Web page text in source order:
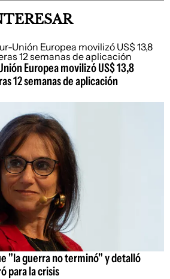
Europea movilizó US$ 13,8
12 semanas de aplicación
"la guerra no terminó" y detalló
para la crisis